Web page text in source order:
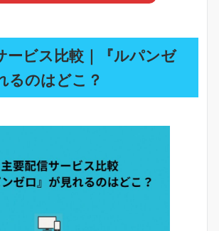
ービス比較｜『ルパンゼ
るのはどこ？